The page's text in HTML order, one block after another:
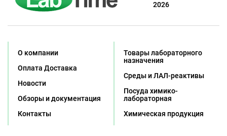
2026
О компании
Оплата Доставка
Новости
Обзоры и документация
Контакты
Товары лабораторного
назначения
Среды и ЛАЛ-реактивы
Посуда химико-
лабораторная
Химическая продукция